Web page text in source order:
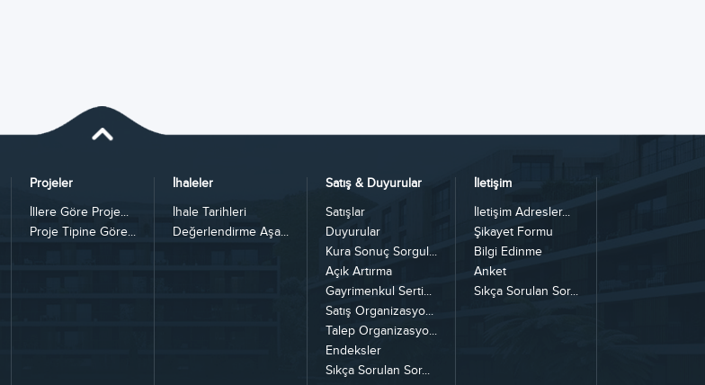
Projeler
İllere Göre Proje...
Proje Tipine Göre...
İhaleler
İhale Tarihleri
Değerlendirme Aşa...
Satış & Duyurular
Satışlar
Duyurular
Kura Sonuç Sorgul...
Açık Artırma
Gayrimenkul Serti...
Satış Organizasyo...
Talep Organizasyo...
Endeksler
Sıkça Sorulan Sor...
İletişim
İletişim Adresler...
Şikayet Formu
Bilgi Edinme
Anket
Sıkça Sorulan Sor...